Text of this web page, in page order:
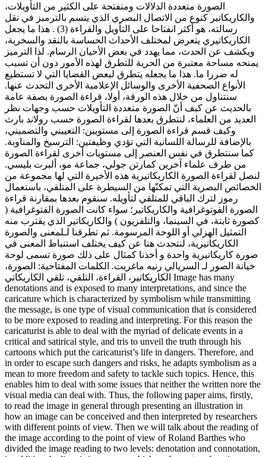
الصورة متعددة الدلالات ومنفتحة على الكثير من التأويلات،
والكاريكاتير كنوع من الاتصال البصري الذي يتسم بالترميز في نقل
رسالته، هو أكثر انفتاحا على التأويل والقراءة (3) . هذا ما يجعل
الكاريكاتيري يتعرض لمختلف الأحداث الحساسة بالنقد والسخرية،
ويكشف عن الحدث، مما يهدد في بعض الأحيان الرسام. لذا الترميز
يمنحه مساحة معتبرة من الحرية للتطرق لهذه الأمور دون أن تسبب
له ضررا ما. هذا ما يجعله يتطرق لبعض القضايا التي لا تستطيع
الأنواع الصحفية الأخرى والوسائل الإعلامية الأخرى التحدث عنها.
سنتناول من خلال هذه الورقة، أولا، قراءة الصورة بصفة عامة
بالحديث عن كيف أنّ الصورة متعددة التأويلات حسب وجهات نظر
العديد من العلماء، لنتطرق بعدها لقراءة الصورة حسب رولاند بارث
وكيف قسم قراءة الصورة إلى مستويين: التعييني والتضميني،
بالإضافة للرسالة اللسانية التي تؤدي وظيفتين: الترسيخ والمناوبة.
كما سنتطرق في نفس العنصر إلى مستويات أخرى لقراءة الصورة
من طرف علماء آخرين كمارتن جولي، جماعة مو، ألبرت بليسي.
لنصل لقراءة الصورة الكاريكاتيرية هذه الأخيرة التي لها مجموعة من
الخصائص البصرية التي تمكنّها من السيطرة على المتلقي، باستعمال
رموز لترك الباقي للمتلقي لتأويله. سنقوم بعدها بمقارنة قراءة
الصورة الفوتوغرافية والكاريكاتير؛ سواء كانت الصورة الفتوغرافية (
كصورة ثابتة، في السينما، والتلفزيون ) والكاريكاتير الذي يقترب منه
التمثيل الهزلي أو اللوحة المرسومة. ثم تطرقنا لـلمعنى والصورة
الكاريكاتيرية، لنتحدث هنا عن كيف يختلف استنباط المعنى في
صورة كاريكاتيرية واحدة و أخذنا كمثال على ذلك صورة تسمى لوحة
خيانة الصور لـ السريالي رنيه ماغريت. الكلمات المفتاحية: الصورة،
الكاريكاتير، القراءة، التلقي، تلقي الكاريكاتي Image has many
denotations and is exposed to many interpretations, and since the
caricature which is characterized by symbolism while transmitting
the message, is one type of visual communication that is considered
to be more exposed to reading and interpreting. For this reason the
caricaturist is able to deal with the myriad of delicate events in a
critical and satirical style, and tris to unveil the truth through his
cartoons which put the caricaturist’s life in dangers. Therefore, and
in order to escape such dangers and risks, he adapts symbolism as a
mean to more freedom and safety to tackle such topics. Hence, this
enables him to deal with some issues that neither the written nore the
visual media can deal with. Thus, the following paper aims, firstly,
to read the image in general through presenting an illustration in
how an image can be conceived and then interpreted by researchers
with different points of view. Then we will talk about the reading of
the image according to the point of view of Roland Barthes who
divided the image reading to two levels: denotation and connotation,